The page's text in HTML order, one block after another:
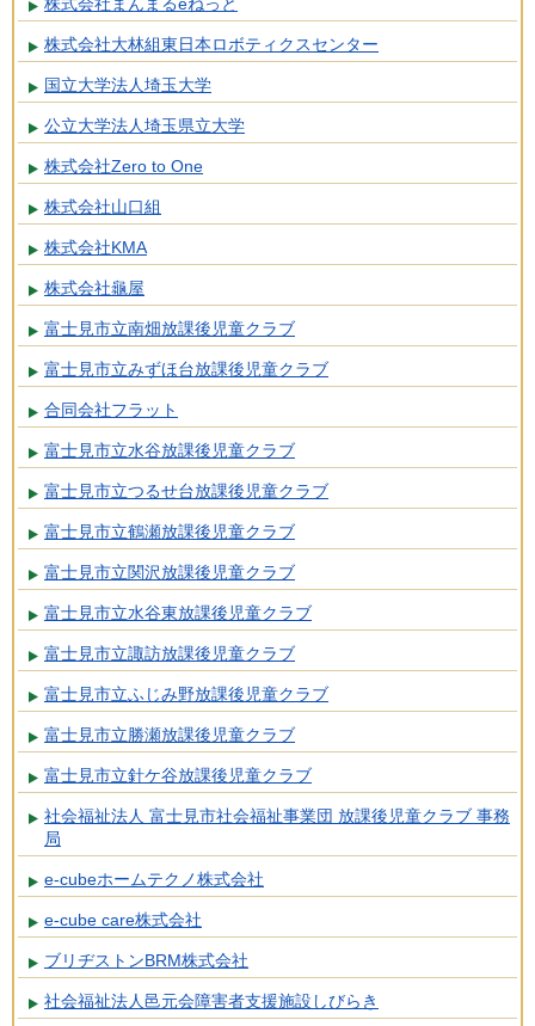
株式会社まんまるeねっと
株式会社大林組東日本ロボティクスセンター
国立大学法人埼玉大学
公立大学法人埼玉県立大学
株式会社Zero to One
株式会社山口組
株式会社KMA
株式会社龜屋
富士見市立南畑放課後児童クラブ
富士見市立みずほ台放課後児童クラブ
合同会社フラット
富士見市立水谷放課後児童クラブ
富士見市立つるせ台放課後児童クラブ
富士見市立鶴瀬放課後児童クラブ
富士見市立関沢放課後児童クラブ
富士見市立水谷東放課後児童クラブ
富士見市立諏訪放課後児童クラブ
富士見市立ふじみ野放課後児童クラブ
富士見市立勝瀬放課後児童クラブ
富士見市立針ケ谷放課後児童クラブ
社会福祉法人 富士見市社会福祉事業団 放課後児童クラブ 事務
局
e-cubeホームテクノ株式会社
e-cube care株式会社
ブリヂストンBRM株式会社
社会福祉法人邑元会障害者支援施設しびらき